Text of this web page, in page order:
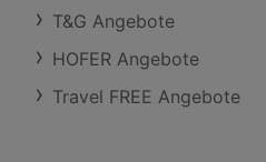
T&G Angebote
HOFER Angebote
Travel FREE Angebote